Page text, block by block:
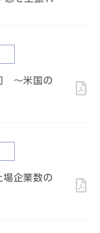
～米国の
企業数の